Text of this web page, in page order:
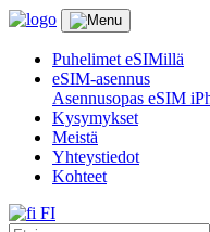
Puhelimet eSIMillä
eSIM-asennus
Asennusopas eSIM
Kysymykset
Meistä
Yhteystiedot
Kohteet
FI